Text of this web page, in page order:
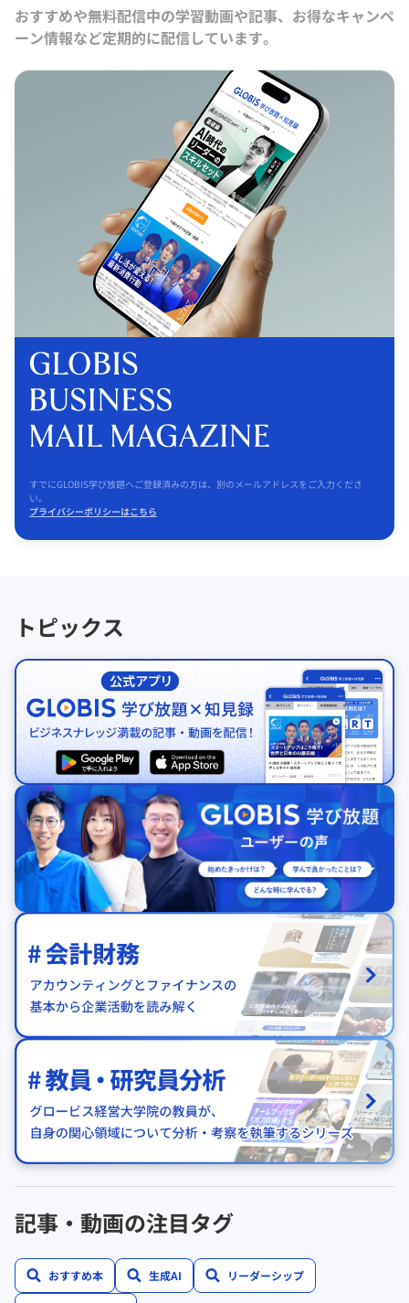
おすすめや無料配信中の学習動画や記事、お得なキャンペ
ーン情報など定期的に配信しています。
すでにGLOBIS学び放題へご登録済みの方は、別のメールアドレスをご入力くださ
い。
プライバシーポリシーはこちら
トピックス
記事・動画の注目タグ
おすすめ本 生成AI リーダーシップ